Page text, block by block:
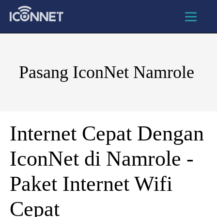
Pasang IconNet Namrole
Internet Cepat Dengan
IconNet di Namrole -
Paket Internet Wifi
Cepat